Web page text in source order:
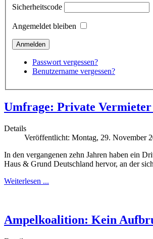
Sicherheitscode
Angemeldet bleiben
Passwort vergessen?
Benutzername vergessen?
Umfrage: Private
Details
Veröffentlicht: Montag, 29. November
In den vergangenen zehn Jahren haben ein
Haus & Grund Deutschland hervor, an der
Weiterlesen ...
Ampelkoalition: Kein